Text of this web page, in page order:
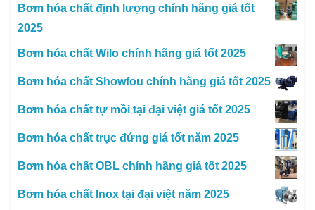
Bơm hóa chất định lượng chính hãng giá tốt
2025
Bơm hóa chất Wilo chính hãng giá tốt 2025
Bơm hóa chất Showfou chính hãng giá tốt 2025
Bơm hóa chất tự mồi tại đại việt giá tốt 2025
Bơm hóa chất trục đứng giá tốt năm 2025
Bơm hóa chất OBL chính hãng giá tốt 2025
Bơm hóa chất Inox tại đại việt năm 2025